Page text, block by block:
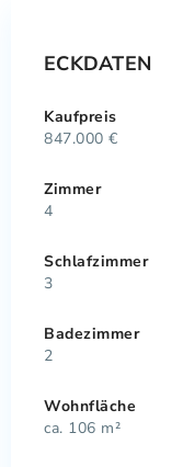
ECKDATEN
Kaufpreis
847.000 €
Zimmer
4
Schlafzimmer
3
Badezimmer
2
Wohnfläche
ca. 106 m²